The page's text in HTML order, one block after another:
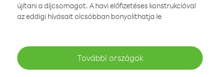
újítani a díjcsomagot. A havi előfizetéses konstrukcióval
az eddigi hívásait olcsóbban bonyolíthatja le
További országok